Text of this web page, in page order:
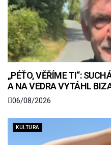
„PÉŤO, VĚŘÍME TI“:
A NA VEDRA VYTÁHL
06/08/2026
KULTURA